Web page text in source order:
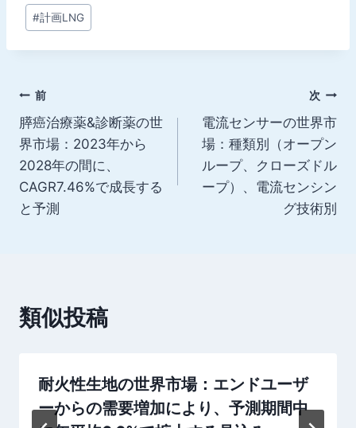
投
稿
タ
#計画LNG
投
稿
ナ
ビ
シ
ョ
前
膵癌治療薬&診断薬の世
界市場：2023年から
2028年の間に、
CAGR7.46%で成長する
と予測
次
電流センサーの世界市
場：種類別（オープン
ループ、クローズドル
ープ）、電流センシン
グ技術別
類似投稿
耐火性生地の世界市場：エンドユーザ
ーからの需要増加により、予測期間中